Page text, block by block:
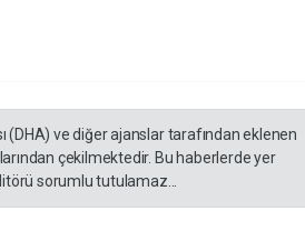
(DHA) ve diğer ajanslar tarafından eklenen
çekilmektedir. Bu haberlerde yer
sorumlu tutulamaz...